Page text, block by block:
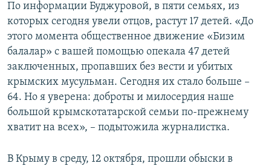
По информации Буджуровой, в пяти семьях, из
которых сегодня увели отцов, растут 17 детей. «До
этого момента общественное движение «Бизим
балалар» с вашей помощью опекала 47 детей
заключенных, пропавших без вести и убитых
крымских мусульман. Сегодня их стало больше –
64. Но я уверена: доброты и милосердия наше
большой крымскотатарской семьи по-прежнему
хватит на всех», – подытожила журналистка.
В Крыму в среду, 12 октября, прошли обыски в